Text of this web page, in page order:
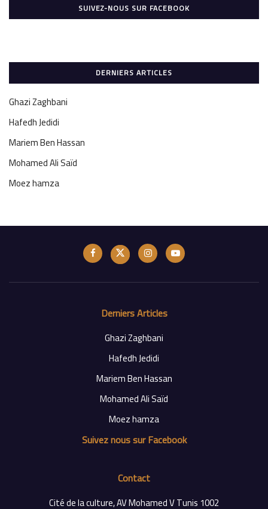
SUIVEZ-NOUS SUR FACEBOOK
DERNIERS ARTICLES
Ghazi Zaghbani
Hafedh Jedidi
Mariem Ben Hassan
Mohamed Ali Saïd
Moez hamza
Derniers Articles
Ghazi Zaghbani
Hafedh Jedidi
Mariem Ben Hassan
Mohamed Ali Saïd
Moez hamza
Suivez nous sur Facebook
Contact
Cité de la culture, AV Mohamed V Tunis 1002